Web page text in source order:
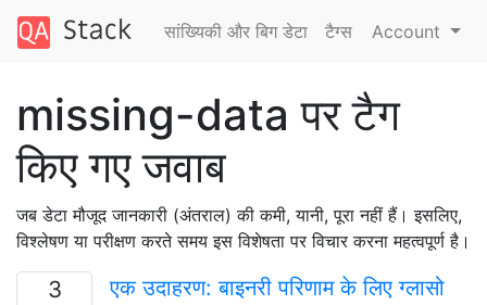
सांख्यिकी और बिग डेटा टैग्‍स Account
missing-data पर टैग
किए गए जवाब
जब डेटा मौजूद जानकारी (अंतराल) की कमी, यानी, पूरा नहीं हैं। इसलिए,
विश्लेषण या परीक्षण करते समय इस विशेषता पर विचार करना महत्वपूर्ण है।
3
एक उदाहरण: बाइनरी परिणाम के लिए ग्लासो